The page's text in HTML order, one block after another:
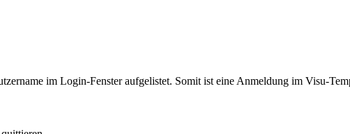
im Login-Fenster aufgelistet. Somit ist eine Anmeldung im Visu-